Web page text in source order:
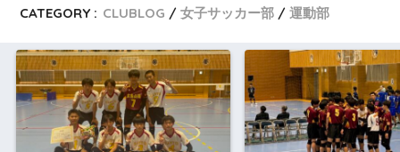
CATEGORY : CLUBLOG 女子サッカー部 運動部